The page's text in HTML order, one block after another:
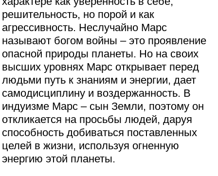
решительность, но порой и как
агрессивность. Неслучайно Марс
называют богом войны – это проявление
опасной природы планеты. Но на своих
высших уровнях Марс открывает перед
людьми путь к знаниям и энергии, дает
самодисциплину и воздержанность. В
индуизме Марс – сын Земли, поэтому он
откликается на просьбы людей, даруя
способность добиваться поставленных
целей в жизни, используя огненную
энергию этой планеты.